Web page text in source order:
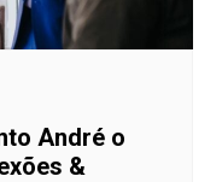
André o
&